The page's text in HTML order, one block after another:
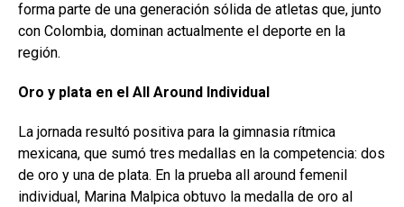
forma parte de una generación sólida de atletas que, junto
con Colombia, dominan actualmente el deporte en la
región.
Oro y plata en el All Around Individual
La jornada resultó positiva para la gimnasia rítmica
mexicana, que sumó tres medallas en la competencia: dos
de oro y una de plata. En la prueba all around femenil
individual, Marina Malpica obtuvo la medalla de oro al